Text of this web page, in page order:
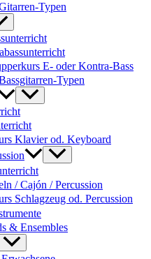
Typen
E- oder Kontra-Bass
Typen
Klavier od. Keyboard
/ Cajón / Percussion
Schlagzeug od. Percussion
& Ensembles